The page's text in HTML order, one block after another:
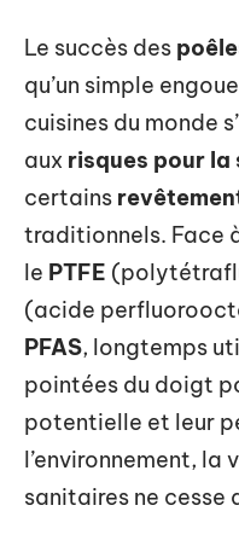
Le succès des
qu’un simple
cuisines du monde
aux risques pour la
certains
traditionnels. Face
le PTFE
(acide
PFAS, longtemps
pointées du doigt
potentielle et leur
l’environnement,
sanitaires ne cesse